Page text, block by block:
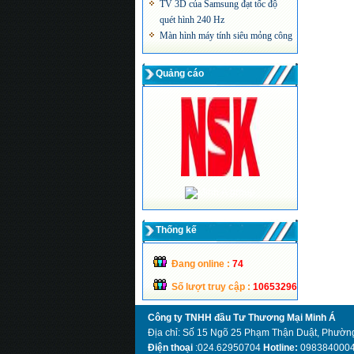
Màn hình máy tính siêu mỏng công
nghệ LED của Acer
Quảng cáo
Thống kế
Đang online : 74
Số lượt truy cập : 10653296
Công ty TNHH đầu Tư Thương Mại Minh Á
Địa chỉ: Số 15 Ngõ 25 Phạm Thận Duật,
Điện thoại:024.62950704 Hotline: